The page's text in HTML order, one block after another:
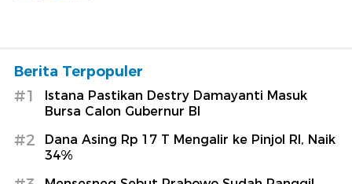
Berita Terpopuler
#1
Istana Pastikan Destry Damayanti Masuk
Bursa Calon Gubernur BI
#2
Dana Asing Rp 17 T Mengalir ke Pinjol RI, Naik
34%